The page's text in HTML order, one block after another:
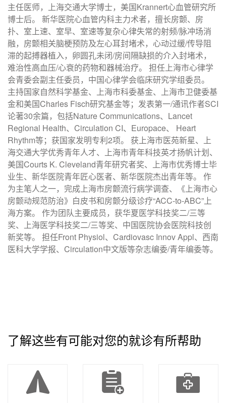
主任医师，上海交通大学博士，美国Krannert心血管研究所
博士后。 新华医院心血管内科主力术者，擅长房颤、房
扑、室上速、室早、室速等复杂心律失常的射频/脉冲场消
融，房颤相关脑梗预防及左心耳封堵术，心动过缓/传导阻
滞的起搏器植入，卵圆孔未闭/房间隔缺损的介入封堵术，
难治性高血压/心衰的药物和器械治疗。 担任上海市心律学
会青委会副主任委员，中国心律学会临床研究学组委员。
主持国家自然科学基金、上海市科委基金、上海市卫健委基
金和美国Charles Fisch研究基金等；发表第一/通讯作者SCI
论著30余篇，包括Nature Communications、Lancet
Regional Health、Circulation CI、Europace、 Heart
Rhythm等；获国家发明专利2项。 获上海市医苑新星、上
海交通大学优秀青年人才、上海市青年科技英才扬帆计划、
美国Courts K. Cleveland青年研究者奖、上海市优秀博士毕
业生、新华医院青年匠心医者、新华医院杰出青年等。 作
为主笔人之一，完成上海市房颤流行病学调查、《上海市心
房颤动规范防治》白皮书和房颤分级诊疗“ACC-to-ABC”上
海方案。 作为团队主要成员，获华夏医学科技奖二/三等
奖、上海医学科技奖二/三等奖、中国医院协会医院科技创
新奖等。 担任Front Physiol、Cardiovasc Innov Appl、西南
医科大学学报、Circulation中文版等杂志编委/青年编委等。
了解这些有可能对您的就诊有所帮助